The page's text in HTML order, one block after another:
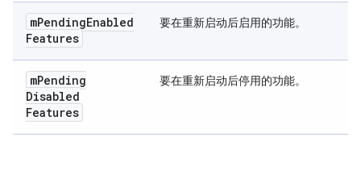
mPendingEnabled
Features
要在重新启动后启用的功能。
mPending
Disabled
Features
要在重新启动后停用的功能。